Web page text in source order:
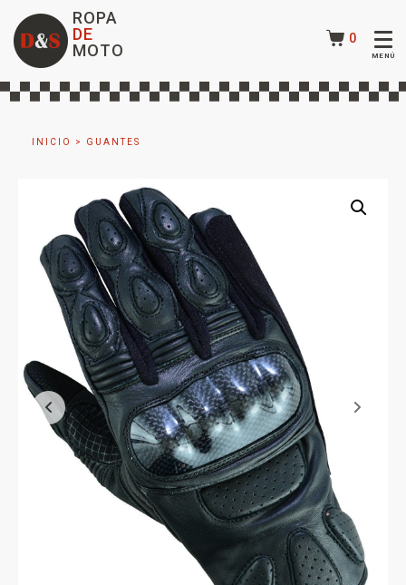
ROPA
DE
MOTO
0
INICIO > GUANTES